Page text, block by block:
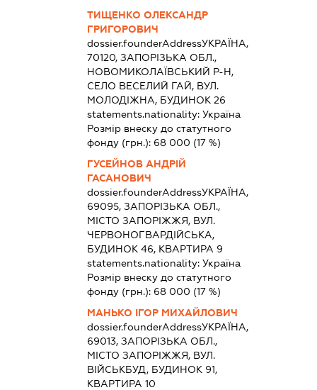
ТИЩЕНКО ОЛЕКСАНДР
ГРИГОРОВИЧ
dossier.founderAddressУКРАЇНА,
70120, ЗАПОРІЗЬКА ОБЛ.,
НОВОМИКОЛАЇВСЬКИЙ Р-Н,
СЕЛО ВЕСЕЛИЙ ГАЙ, ВУЛ.
МОЛОДІЖНА, БУДИНОК 26
statements.nationality: Україна
Розмір внеску до статутного
фонду (грн.): 68 000 (17 %)
ГУСЕЙНОВ АНДРІЙ
ГАСАНОВИЧ
dossier.founderAddressУКРАЇНА,
69095, ЗАПОРІЗЬКА ОБЛ.,
МІСТО ЗАПОРІЖЖЯ, ВУЛ.
ЧЕРВОНОГВАРДІЙСЬКА,
БУДИНОК 46, КВАРТИРА 9
statements.nationality: Україна
Розмір внеску до статутного
фонду (грн.): 68 000 (17 %)
МАНЬКО ІГОР МИХАЙЛОВИЧ
dossier.founderAddressУКРАЇНА,
69013, ЗАПОРІЗЬКА ОБЛ.,
МІСТО ЗАПОРІЖЖЯ, ВУЛ.
ВІЙСЬКБУД, БУДИНОК 91,
КВАРТИРА 10